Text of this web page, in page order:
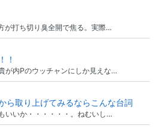
が打ち切り臭全開で焦る。実際…
！
が内Pのウッチャンにしか見えな…
ら取り上げてみるならこんな台詞
いいか・・・・・・。ねむいし…